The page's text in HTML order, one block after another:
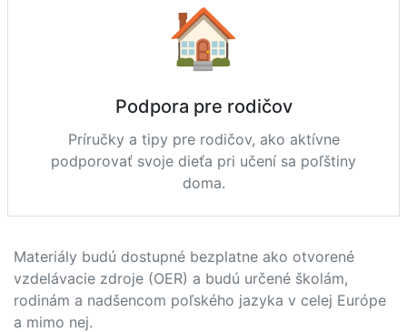
🏠
Podpora pre rodičov
Príručky a tipy pre rodičov, ako aktívne
podporovať svoje dieťa pri učení sa poľštiny
doma.
Materiály budú dostupné bezplatne ako otvorené
vzdelávacie zdroje (OER) a budú určené školám,
rodinám a nadšencom poľského jazyka v celej Európe
a mimo nej.